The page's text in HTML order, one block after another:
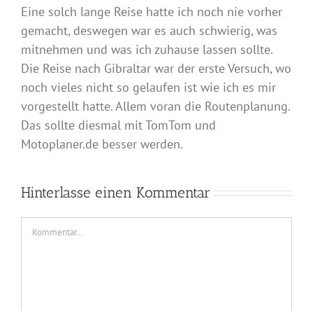
Eine solch lange Reise hatte ich noch nie vorher
gemacht, deswegen war es auch schwierig, was
mitnehmen und was ich zuhause lassen sollte.
Die Reise nach Gibraltar war der erste Versuch, wo
noch vieles nicht so gelaufen ist wie ich es mir
vorgestellt hatte. Allem voran die Routenplanung.
Das sollte diesmal mit TomTom und
Motoplaner.de besser werden.
Hinterlasse einen Kommentar
Kommentar